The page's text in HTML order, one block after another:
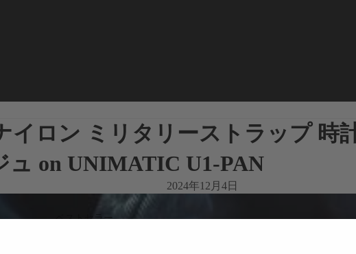
ベストセラー
イロン ミリタリーストラップ 時
ュ on UNIMATIC U1-PAN
2024年12月4日